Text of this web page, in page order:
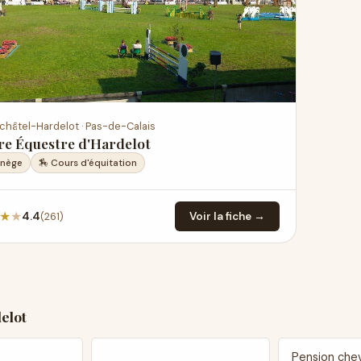
Hardelot · Pas-de-Calais
Équestre d'Hardelot
🏇 Cours d'équitation
★★4.4(261) Voir la fiche →
Pension